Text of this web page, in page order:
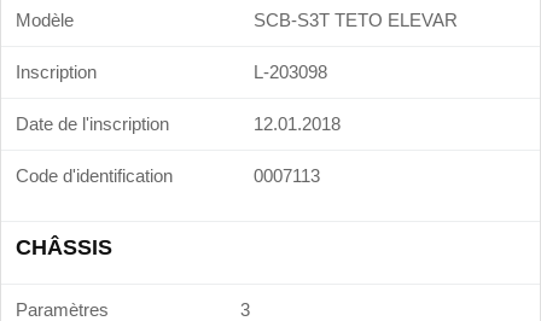
Modèle SCB-S3T TETO ELEVAR
Inscription L-203098
Date de l'inscription 12.01.2018
Code d'identification 0007113
CHÂSSIS
Paramètres 3